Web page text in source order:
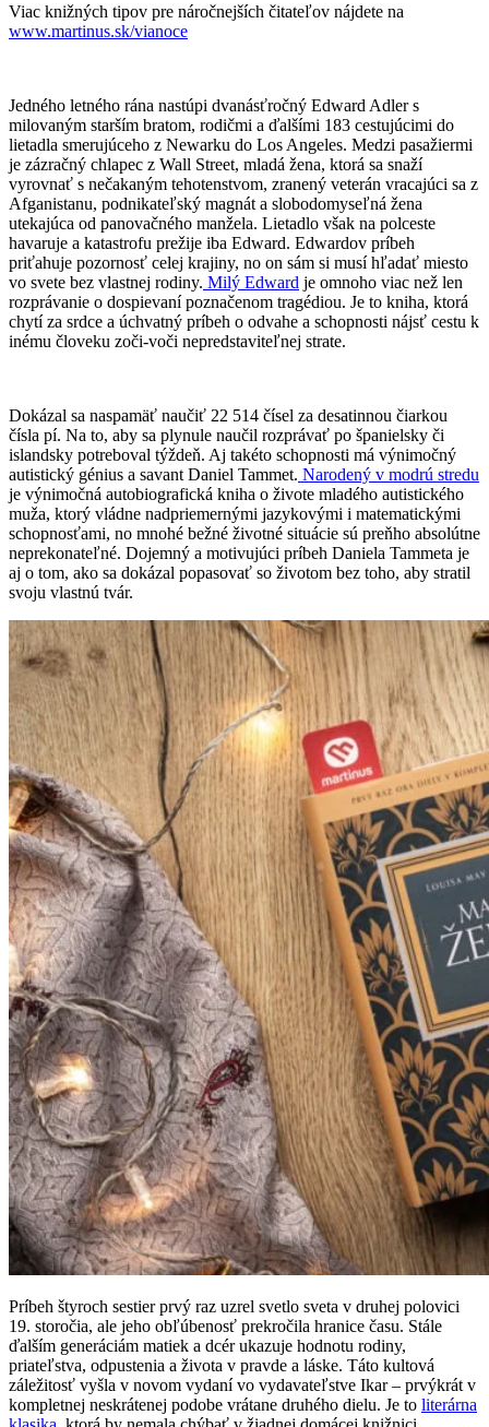
Viac knižných tipov pre náročnejších čitateľov nájdete na
www.martinus.sk/vianoce
Jedného letného rána nastúpi dvanásťročný Edward Adler s
milovaným starším bratom, rodičmi a ďalšími 183 cestujúcimi do
lietadla smerujúceho z Newarku do Los Angeles. Medzi pasažiermi
je zázračný chlapec z Wall Street, mladá žena, ktorá sa snaží
vyrovnať s nečakaným tehotenstvom, zranený veterán vracajúci sa z
Afganistanu, podnikateľský magnát a slobodomyseľná žena
utekajúca od panovačného manžela. Lietadlo však na polceste
havaruje a katastrofu prežije iba Edward. Edwardov príbeh
priťahuje pozornosť celej krajiny, no on sám si musí hľadať miesto
vo svete bez vlastnej rodiny. Milý Edward je omnoho viac než len
rozprávanie o dospievaní poznačenom tragédiou. Je to kniha, ktorá
chytí za srdce a úchvatný príbeh o odvahe a schopnosti nájsť cestu k
inému človeku zoči-voči nepredstaviteľnej strate.
Dokázal sa naspamäť naučiť 22 514 čísel za desatinnou čiarkou
čísla pí. Na to, aby sa plynule naučil rozprávať po španielsky či
islandsky potreboval týždeň. Aj takéto schopnosti má výnimočný
autistický génius a savant Daniel Tammet. Narodený v modrú stredu
je výnimočná autobiografická kniha o živote mladého autistického
muža, ktorý vládne nadpriemernými jazykovými i matematickými
schopnosťami, no mnohé bežné životné situácie sú preňho absolútne
neprekonateľné. Dojemný a motivujúci príbeh Daniela Tammeta je
aj o tom, ako sa dokázal popasovať so životom bez toho, aby stratil
svoju vlastnú tvár.
Príbeh štyroch sestier prvý raz uzrel svetlo sveta v druhej polovici
19. storočia, ale jeho obľúbenosť prekročila hranice času. Stále
ďalším generáciám matiek a dcér ukazuje hodnotu rodiny,
priateľstva, odpustenia a života v pravde a láske. Táto kultová
záležitosť vyšla v novom vydaní vo vydavateľstve Ikar – prvýkrát v
kompletnej neskrátenej podobe vrátane druhého dielu. Je to literárna